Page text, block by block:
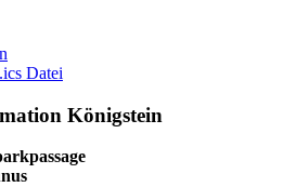
Datei
Königstein